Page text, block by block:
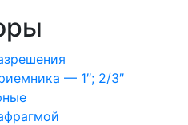
— 1″; 2/3″